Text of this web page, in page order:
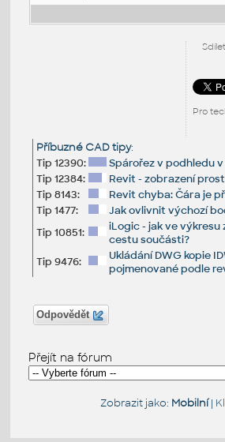
Pro
Příbuzné CAD tipy:
Tip 12390:
Spárořez v podhledu
Tip 12384:
Revit - zobrazení
Tip 8143:
Revit chyba: Čára je
Tip 1477:
Jak ovlivnit výchozí
Tip 10851:
iLogic - jak ve
cestu součásti?
Tip 9476:
Ukládání DWG kopie
pojmenované podle
Odpovědět
Přejít na fórum
Zobrazit jako: Mobilní|